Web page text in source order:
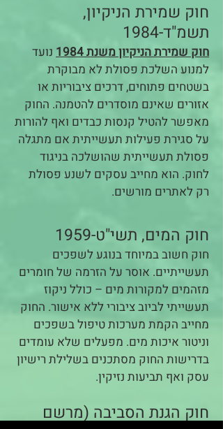
חוק שמירת הניקיון,
תשמ"ד-1984
חוק שמירת הניקיון משנת 1984
נועד
למנוע השלכת פסולת לא מבוקרת
בשטחים פתוחים, דרכים ציבוריות או
אזורים שאינם מוסדרים להטמנה. החוק
מאפשר להטיל קנסות כבדים ואף להורות
על סגירת פעילות תעשייתית אם מתגלה
פסולת תעשייתית שהושלכה בניגוד
לחוק. הוא מחייב עסקים לשנע פסולת
רק לאתרים מורשים.
חוק המים, תשי"ט-1959
חוק חשוב במיוחד בנוגע לשפכים
תעשייתיים. אוסר על הזרמה של חומרים
מזהמים למקורות מים – כולל ניקוז
תעשייתי לביוב ציבורי ללא אישור. החוק
מחייב הקמת מערכות טיפול בשפכים
וניטור איכות מים. מפעלים שלא עומדים
בדרישות החוק מסתכנים בשלילת רישיון
עסק ואף תביעות נזיקין.
חוק הגנת הסביבה (מרשם